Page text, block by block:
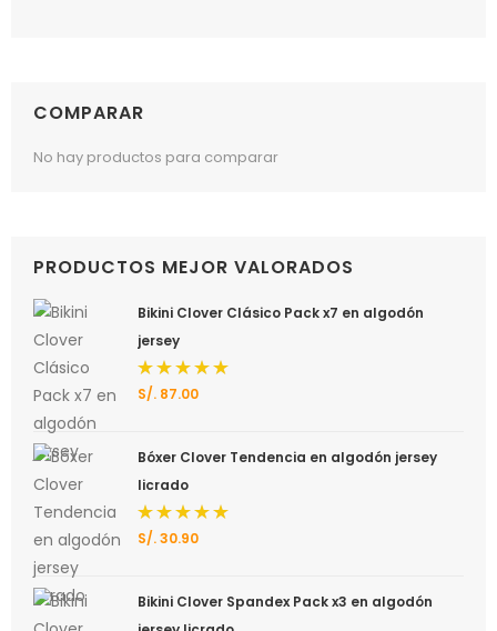
COMPARAR
No hay productos para comparar
PRODUCTOS MEJOR VALORADOS
Bikini Clover Clásico Pack x7 en algodón
jersey
Valorado
S/. 87.00
Bóxer Clover Tendencia en algodón jersey
licrado
Valorado
S/.30.90
Bikini Clover Spandex Pack x3 en algodón